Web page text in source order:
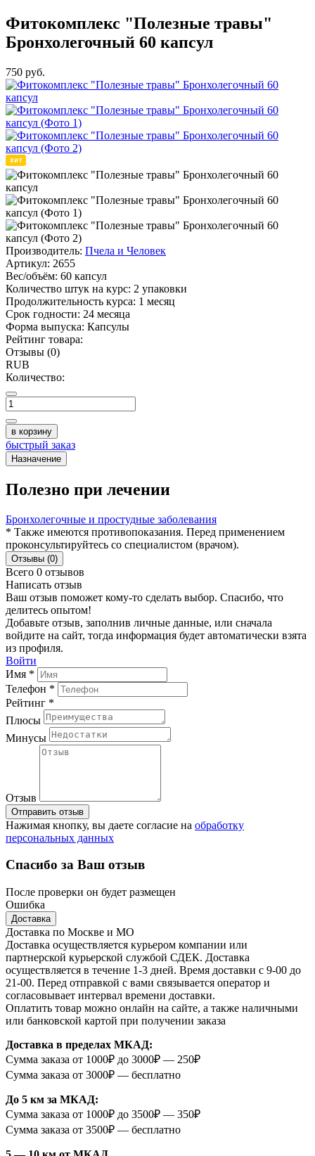
Фитокомплекс "Полезные травы"
Бронхолегочный 60 капсул
750 руб.
Производитель: Пчела и Человек
Артикул: 2655
Вес/объём: 60 капсул
Количество штук на курс: 2 упаковки
Продолжительность курса: 1 месяц
Срок годности: 24 месяца
Форма выпуска: Капсулы
Рейтинг товара:
Отзывы (0)
RUB
Количество:
в корзину
быстрый заказ
Назначение
Полезно при лечении
Бронхолегочные и простудные заболевания
* Также имеются противопоказания. Перед применением
проконсультируйтесь со специалистом (врачом).
Отзывы (0)
Всего 0 отзывов
Написать отзыв
Ваш отзыв поможет кому-то сделать выбор. Спасибо, что
делитесь опытом!
Добавьте отзыв, заполнив личные данные, или сначала
войдите на сайт, тогда информация будет автоматически взята
из профиля.
Войти
Имя *
Телефон *
Рейтинг *
Плюсы
Минусы
Отзыв
Отправить отзыв
Нажимая кнопку, вы даете согласие на обработку
персональных данных
Спасибо за Ваш отзыв
После проверки он будет размещен
Ошибка
Доставка
Доставка по Москве и МО
Доставка осуществляется курьером компании или
партнерской курьерской службой СДЕК. Доставка
осуществляется в течение 1-3 дней. Время доставки с 9-00 до
21-00. Перед отправкой с вами связывается оператор и
согласовывает интервал времени доставки.
Оплатить товар можно онлайн на сайте, а также наличными
или банковской картой при получении заказа
Доставка в пределах МКАД:
Сумма заказа от 1000₽ до 3000₽ — 250₽
Сумма заказа от 3000₽ — бесплатно
До 5 км за МКАД:
Сумма заказа от 1000₽ до 3500₽ — 350₽
Сумма заказа от 3500₽ — бесплатно